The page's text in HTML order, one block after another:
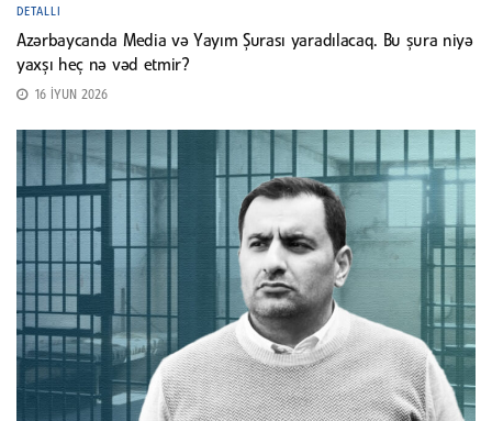
DETALLI
Azərbaycanda Media və Yayım Şurası yaradılacaq. Bu şura niyə
yaxşı heç nə vəd etmir?
16 İYUN 2026